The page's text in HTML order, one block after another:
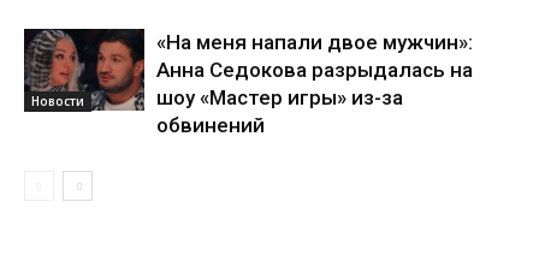
Новости
«На меня напали двое мужчин»:
Анна Седокова разрыдалась на
шоу «Мастер игры» из-за
обвинений